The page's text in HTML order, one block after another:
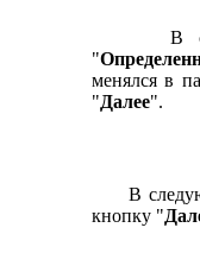
В
"
менялся в
"Далее".
В
кнопку "